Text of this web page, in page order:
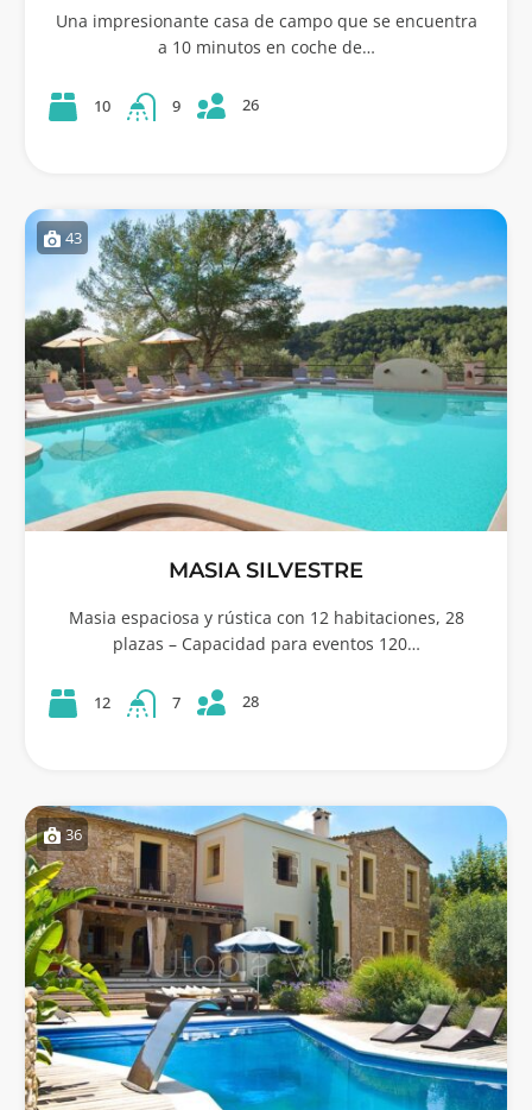
Una impresionante casa de campo que se encuentra
a 10 minutos en coche de…
10 9 26
43
MASIA SILVESTRE
Masia espaciosa y rústica con 12 habitaciones, 28
plazas – Capacidad para eventos 120…
12 7 28
36